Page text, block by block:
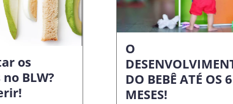
os
BLW?
O
DO BEBÊ ATÉ OS 6
MESES!